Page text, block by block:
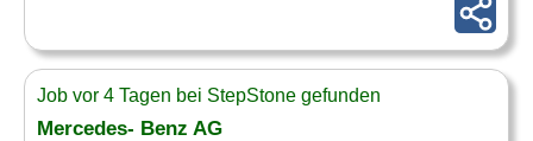
Job vor 4 Tagen bei StepStone gefunden
Mercedes- Benz AG